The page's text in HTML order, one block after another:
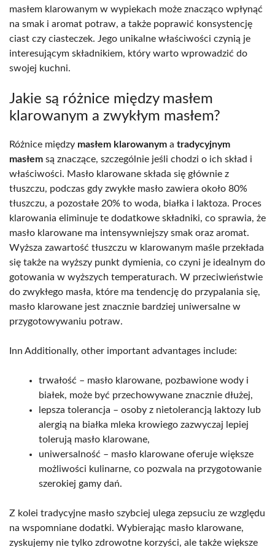
masłem klarowanym w wypiekach może znacząco wpłynąć
na smak i aromat potraw, a także poprawić konsystencję
ciast czy ciasteczek. Jego unikalne właściwości czynią je
interesującym składnikiem, który warto wprowadzić do
swojej kuchni.
Jakie są różnice między masłem
klarowanym a zwykłym masłem?
Różnice między masłem klarowanym a tradycyjnym
masłem są znaczące, szczególnie jeśli chodzi o ich skład i
właściwości. Masło klarowane składa się głównie z
tłuszczu, podczas gdy zwykłe masło zawiera około 80%
tłuszczu, a pozostałe 20% to woda, białka i laktoza. Proces
klarowania eliminuje te dodatkowe składniki, co sprawia, że
masło klarowane ma intensywniejszy smak oraz aromat.
Wyższa zawartość tłuszczu w klarowanym maśle przekłada
się także na wyższy punkt dymienia, co czyni je idealnym do
gotowania w wyższych temperaturach. W przeciwieństwie
do zwykłego masła, które ma tendencję do przypalania się,
masło klarowane jest znacznie bardziej uniwersalne w
przygotowywaniu potraw.
Inn Additionally, other important advantages include:
trwałość – masło klarowane, pozbawione wody i
białek, może być przechowywane znacznie dłużej,
lepsza tolerancja – osoby z nietolerancją laktozy lub
alergią na białka mleka krowiego zazwyczaj lepiej
tolerują masło klarowane,
uniwersalność – masło klarowane oferuje większe
możliwości kulinarne, co pozwala na przygotowanie
szerokiej gamy dań.
Z kolei tradycyjne masło szybciej ulega zepsuciu ze względu
na wspomniane dodatki. Wybierając masło klarowane,
zyskujemy nie tylko zdrowotne korzyści, ale także większe